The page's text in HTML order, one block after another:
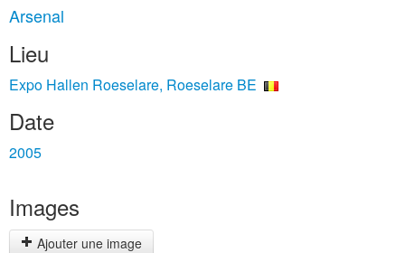
Arsenal
Lieu
Expo Hallen Roeselare, Roeselare BE
Date
2005
Images
Ajouter une image